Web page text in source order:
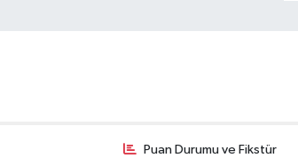
Puan Durumu ve Fikstür